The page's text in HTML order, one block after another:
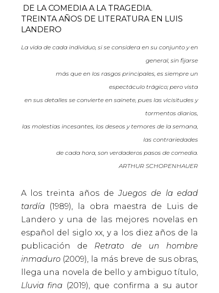
DE LA COMEDIA A LA TRAGEDIA.
TREINTA AÑOS DE LITERATURA EN LUIS
LANDERO
La vida de cada individuo, si se considera en su conjunto y en
general, sin fijarse
más que en los rasgos principales, es siempre un
espectáculo trágico; pero vista
en sus detalles se convierte en sainete, pues las vicisitudes y
tormentos diarios,
las molestias incesantes, los deseos y temores de la semana,
las contrariedades
de cada hora, son verdaderos pasos de comedia.
ARTHUR SCHOPENHAUER
A los treinta años deJuegos de la edad
tardía (1989), la obra maestra de Luis de
Landero y una de las mejores novelas en
español del siglo xx, y a los diez años de la
publicación de Retrato de un hombre
inmaduro(2009), la más breve de sus obras,
llega una novela de bello y ambiguo título,
Lluvia fina (2019), que confirma a su autor